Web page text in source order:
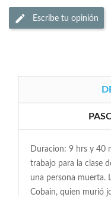
Escribe tu opinión
Duracion: 9 hrs y 40
trabajo para la clase
una persona muerta.
Cobain, quien murió